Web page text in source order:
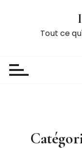
Tout ce